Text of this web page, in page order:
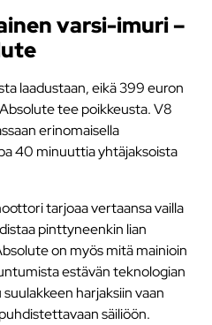
varsi-imuri –
laadustaan, eikä 399 euron
tee poikkeusta. V8
erinomaisella
40 minuuttia yhtäjaksoista
tarjoaa vertaansa vailla
pinttyneenkin lian
on myös mitä mainioin
estävän teknologian
harjaksiin vaan
säiliöön.